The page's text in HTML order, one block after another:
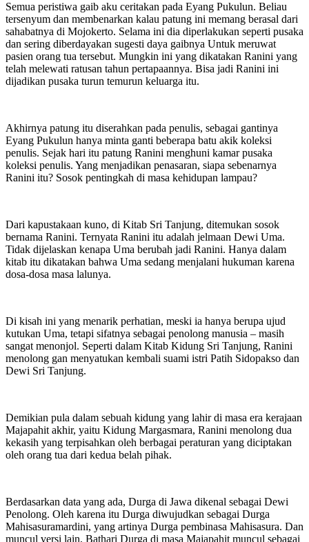
Semua peristiwa gaib aku ceritakan pada Eyang Pukulun. Beliau
tersenyum dan membenarkan kalau patung ini memang berasal dari
sahabatnya di Mojokerto. Selama ini dia diperlakukan seperti pusaka
dan sering diberdayakan sugesti daya gaibnya Untuk meruwat
pasien orang tua tersebut. Mungkin ini yang dikatakan Ranini yang
telah melewati ratusan tahun pertapaannya. Bisa jadi Ranini ini
dijadikan pusaka turun temurun keluarga itu.
Akhirnya patung itu diserahkan pada penulis, sebagai gantinya
Eyang Pukulun hanya minta ganti beberapa batu akik koleksi
penulis. Sejak hari itu patung Ranini menghuni kamar pusaka
koleksi penulis. Yang menjadikan penasaran, siapa sebenarnya
Ranini itu? Sosok pentingkah di masa kehidupan lampau?
Dari kapustakaan kuno, di Kitab Sri Tanjung, ditemukan sosok
bernama Ranini. Ternyata Ranini itu adalah jelmaan Dewi Uma.
Tidak dijelaskan kenapa Uma berubah jadi Ranini. Hanya dalam
kitab itu dikatakan bahwa Uma sedang menjalani hukuman karena
dosa-dosa masa lalunya.
Di kisah ini yang menarik perhatian, meski ia hanya berupa ujud
kutukan Uma, tetapi sifatnya sebagai penolong manusia – masih
sangat menonjol. Seperti dalam Kitab Kidung Sri Tanjung, Ranini
menolong gan menyatukan kembali suami istri Patih Sidopakso dan
Dewi Sri Tanjung.
Demikian pula dalam sebuah kidung yang lahir di masa era kerajaan
Majapahit akhir, yaitu Kidung Margasmara, Ranini menolong dua
kekasih yang terpisahkan oleh berbagai peraturan yang diciptakan
oleh orang tua dari kedua belah pihak.
Berdasarkan data yang ada, Durga di Jawa dikenal sebagai Dewi
Penolong. Oleh karena itu Durga diwujudkan sebagai Durga
Mahisasuramardini, yang artinya Durga pembinasa Mahisasura. Dan
muncul versi lain, Bathari Durga di masa Majapahit muncul sebagai